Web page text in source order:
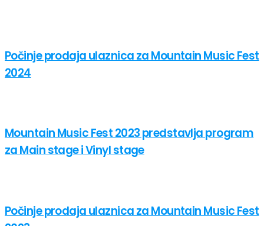
Počinje prodaja ulaznica za Mountain Music Fest
2024
Mountain Music Fest 2023 predstavlja program
za Main stage i Vinyl stage
Počinje prodaja ulaznica za Mountain Music Fest